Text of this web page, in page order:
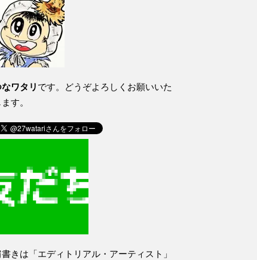
ワタリ です。どうぞよろしくお願いいた
ます。
書きは「エディトリアル・アーティスト」